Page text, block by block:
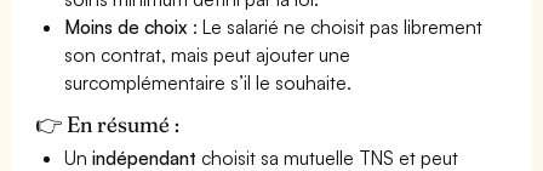
Moins de choix : Le salarié ne choisit pas librement
son contrat, mais peut ajouter une
surcomplémentaire s’il le souhaite.
👉 En résumé :
Unindépendant choisit sa mutuelle TNS et peut